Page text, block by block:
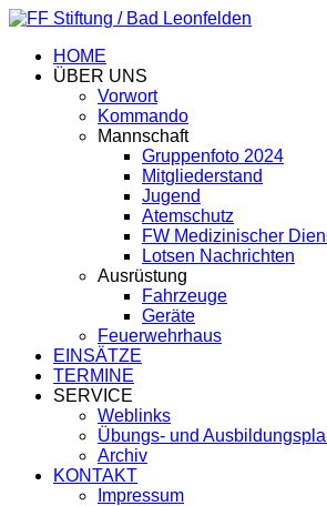
HOME
ÜBER UNS
Vorwort
Kommando
Mannschaft
Gruppenfoto 2024
Mitgliederstand
Jugend
Atemschutz
FW Medizinischer
Lotsen Nachrichten
Ausrüstung
Fahrzeuge
Geräte
Feuerwehrhaus
EINSÄTZE
TERMINE
SERVICE
Weblinks
Übungs- und
Archiv
KONTAKT
Impressum